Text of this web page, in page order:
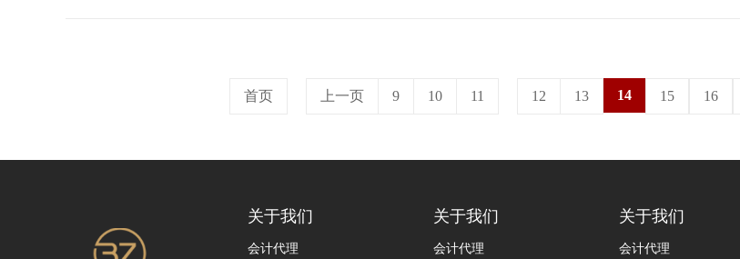
首页 上一页 9 10 11 12 13 14 15 16
关于我们
会计代理
关于我们
会计代理
关于我们
会计代理